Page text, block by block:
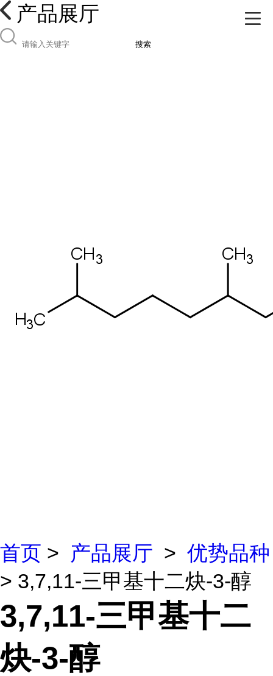
产品展厅
搜索
首页 > 产品展厅 > 优势品种
> 3,7,11-三甲基十二炔-3-醇
3,7,11-三甲基十二
炔-3-醇